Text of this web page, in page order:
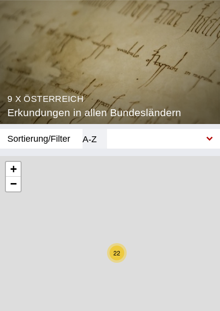
9 X ÖSTERREICH
Erkundungen in allen Bundesländern
Sortierung/Filter
A-Z
Niederösterreich
Oberösterreich
22
+
−